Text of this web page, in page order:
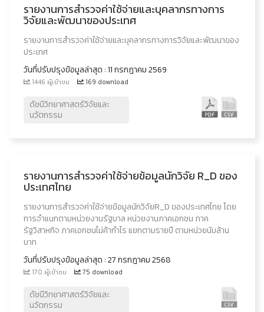
รายงานการสำรวจค่าใช้จ่ายและบุคลากรทางการ
วิจัยและพัฒนาของประเทศ
รายงานการสำรวจค่าใช้จ่ายและบุคลากรทางการวิจัยและพัฒนาของ
ประเทศ
วันที่ปรับปรุงข้อมูลล่าสุด : 11 กรกฎาคม 2569
1446 ผู้เข้าชม 169 download
ดัชนีวิทยาศาสตร์วิจัยและ
นวัตกรรม
รายงานการสำรวจค่าใช้จ่ายข้อมูลนักวิจัย R_D ของ
ประเทศไทย
รายงานการสำรวจค่าใช้จ่ายข้อมูลนักวิจัยR_D ของประเทศไทย โดย
การจำแนกตามหน่วยงานรัฐบาล หน่วยงานภาคเอกชน ภาค
รัฐวิสาหกิจ ภาคเอกชนไม่ค้ากำไร แยกตามรายปี ตามหน่วยนับล้าน
บาท
วันที่ปรับปรุงข้อมูลล่าสุด : 27 กรกฎาคม 2568
170 ผู้เข้าชม 75 download
ดัชนีวิทยาศาสตร์วิจัยและ
นวัตกรรม